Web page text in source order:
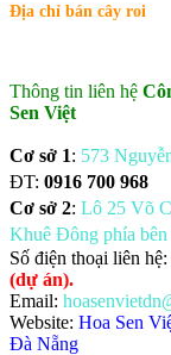
Địa chỉ bán cây roi
Thông tin liên hệ
Sen Việt
Cơ sở 1: 573
ĐT: 0916 700 968
Cơ sở 2: Lô 25 Võ
Khuê Đông phía
​Số điện thoại liên hệ:
(dự án).
Email:
Website: Hoa Sen
Đà Nẵng